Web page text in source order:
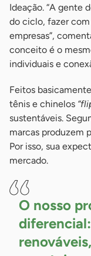
Ideação. “A gente
do ciclo, fazer
empresas”,
conceito é o
individuais e
Feitos
tênis e chinelos
sustentáveis.
marcas produzem
Por isso, sua
mercado.
O nosso